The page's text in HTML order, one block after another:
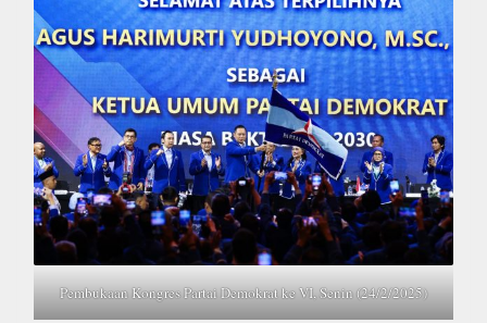
Pembukaan Kongres Partai Demokrat ke VI, Senin (24/2/2025)